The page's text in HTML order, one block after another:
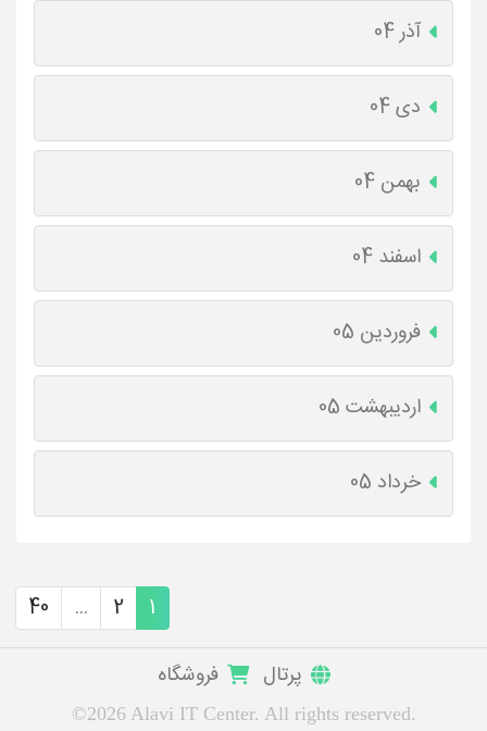
آذر 04
دی 04
بهمن 04
اسفند 04
فروردین 05
اردیبهشت 05
خرداد 05
1
2
...
40
پرتال فروشگاه
©2026 Alavi IT Center. All rights reserved.